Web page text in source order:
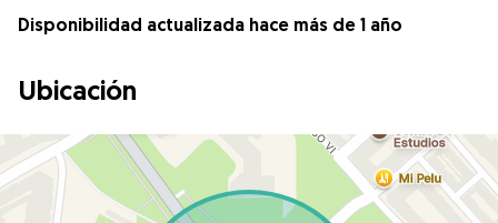
Disponibilidad actualizada hace más de 1 año
Ubicación